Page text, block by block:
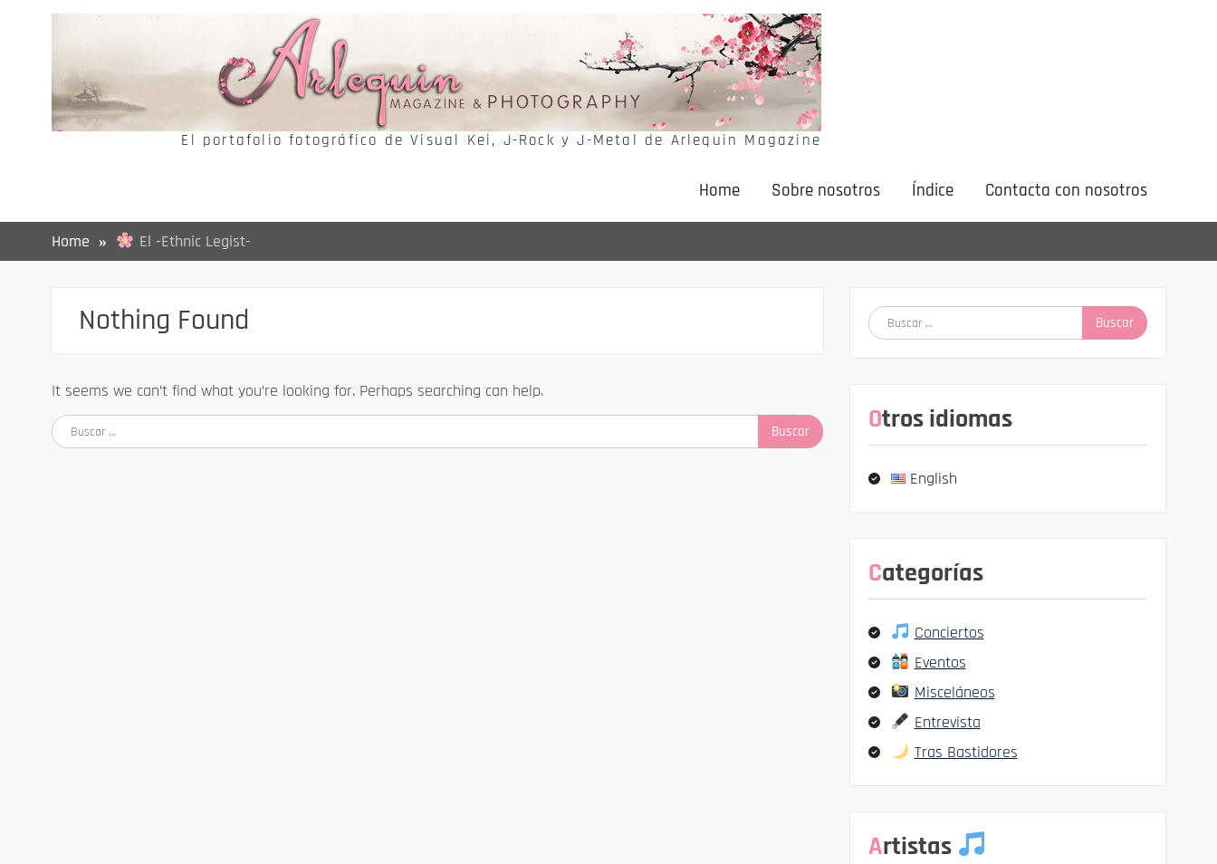
El portafolio fotográfico de Visual Kei, J-Rock y J-Metal de Arlequin Magazine
Home Sobre nosotros Índice Contacta con nosotros
Home El -Ethnic Legist-
Nothing Found
It seems we can’t find what you’re looking for. Perhaps searching can help.
Buscar:
Buscar:
Otros idiomas
English
Categorías
Conciertos
Eventos
Misceláneos
Entrevista
Tras Bastidores
Artistas